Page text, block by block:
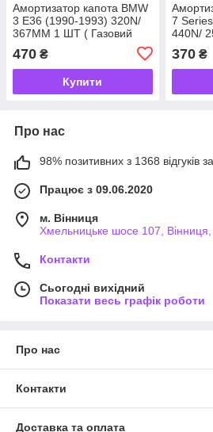
Амортизатор капота BMW
3 E36 (1990-1993) 320N/
367MM 1 ШТ ( Газовий
470 ₴
Купити
7
440N/
370₴
Про нас
98% позитивних з 1368 відгуків
Працює з 09.06.2020
м. Вінниця
Хмельницьке шосе 107, Вінниця,
Контакти
Сьогодні вихідний
Показати весь графік роботи
Про нас
Контакти
Доставка та оплата